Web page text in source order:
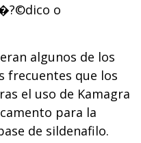
o
algunos de los
frecuentes que los
el uso de Kamagra
para la
de sildenafilo.